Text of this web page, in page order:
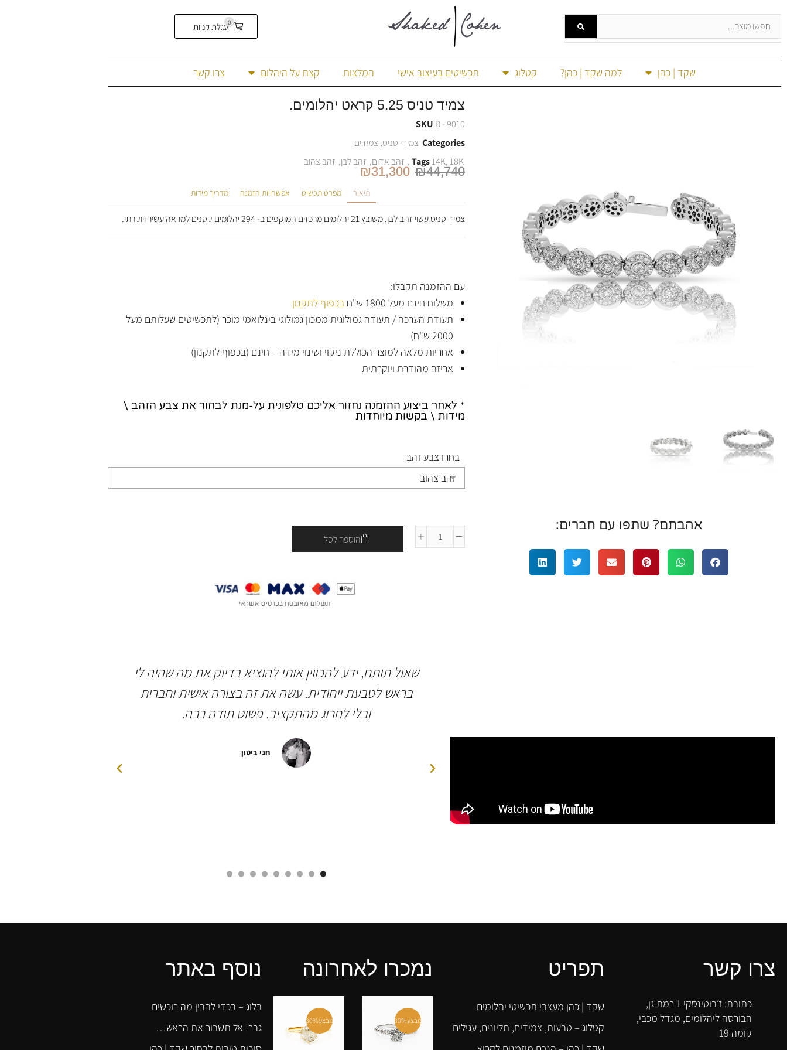
0עגלת קניות
שקד | כהן למה שקד | כהן? קטלוג תכשיטים בעיצוב אישי המלצות קצת על היהלום צרו קשר
אהבתם? שתפו עם חברים:
צמיד טניס 5.25 קראט יהלומים.
SKU B - 9010
Categories צמידי טניס, צמידים
Tags14K, 18K
, זהב אדום, זהב לבן, זהב צהוב
₪44,740
₪31,300
תיאור מפרט תכשיט אפשרויות הזמנה מדריך מידות
צמיד טניס עשוי זהב לבן, משובץ 21 יהלומים מרכזים המוקפים ב- 294 יהלומים קטנים למראה עשיר ויוקרתי.
עם ההזמנה תקבלו:
משלוח חינם מעל 1800 ש"ח
בכפוף לתקנון
תעודת הערכה / תעודה גמולוגית ממכון גמולוגי בינלואמי מוכר (לתכשיטים שעלותם מעל
2000 ש"ח)
אחריות מלאה למוצר הכוללת ניקוי ושינוי מידה – חינם (בכפוף לתקנון)
אריזה מהודרת ויוקרתית
* לאחר ביצוע ההזמנה נחזור אליכם טלפונית על-מנת לבחור את צבע הזהב \
מידות \ בקשות מיוחדות
בחרו צבע זהב
הוספה לסל
אמרלד. בכולם היה יחס מעולה, גמישות בפגישות לצורך
שאול תותח, ידע להכווין אותי להוציא בדיוק את מה שהיה לי
בראש לטבעת ייחודית. עשה את זה בצורה אישית וחברית
ובלי לחרוג מהתקציב. פשוט תודה רבה.
חגי ביטון
צרו קשר
כתובת: ז׳בוטינסקי 1 רמת גן,
הבורסה ליהלומים, מגדל מכבי,
קומה 19
תפריט
שקד | כהן מעצבי תכשיטי יהלומים
קטלוג – טבעות, צמידים, תליונים, עגילים
נמכרו לאחרונה
מבצע30% מבצע30%
נוסף באתר
בלוג – בכדי להבין מה רוכשים
גבר! אל תשבור את הראש…